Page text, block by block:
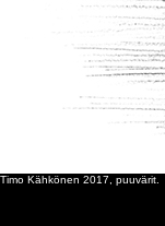
Timo Kähkönen 2017, puuvärit.